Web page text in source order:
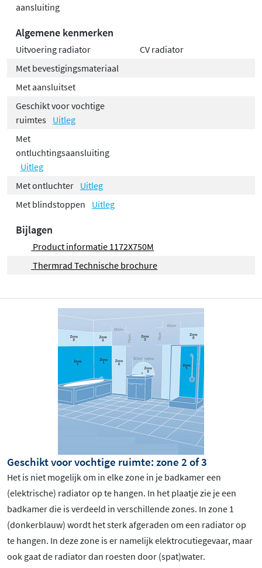
aansluiting
Algemene kenmerken
Uitvoering radiator
CV radiator
Met bevestigingsmateriaal
Met aansluitset
Geschikt voor vochtige
ruimtes Uitleg
Met
ontluchtingsaansluiting
Uitleg
Met ontluchter Uitleg
Met blindstoppen
Uitleg
Bijlagen
Product informatie 1172X750M
Thermrad Technische brochure
Geschikt voor vochtige ruimte: zone 2 of 3
Het is niet mogelijk om in elke zone in je badkamer een
(elektrische) radiator op te hangen. In het plaatje zie je een
badkamer die is verdeeld in verschillende zones. In zone 1
(donkerblauw) wordt het sterk afgeraden om een radiator op
te hangen. In deze zone is er namelijk elektrocutiegevaar, maar
ook gaat de radiator dan roesten door (spat)water.